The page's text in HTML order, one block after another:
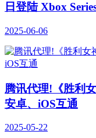
日登陆 Xbox
2025-06-06
腾讯代理!《胜利
安卓、iOS互通
2025-05-22